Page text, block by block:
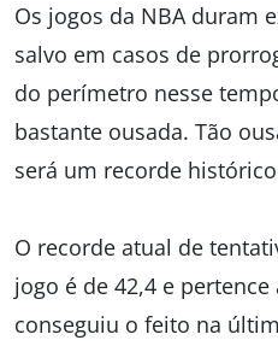
Os jogos da NBA duram
salvo em casos de
do perímetro nesse
bastante ousada. Tão
será um recorde
O recorde atual de
jogo é de 42,4 e
conseguiu o feito na